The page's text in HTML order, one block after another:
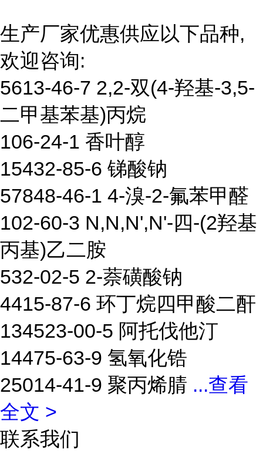
生产厂家优惠供应以下品种,
欢迎咨询:
5613-46-7 2,2-双(4-羟基-3,5-
二甲基苯基)丙烷
106-24-1 香叶醇
15432-85-6 锑酸钠
57848-46-1 4-溴-2-氟苯甲醛
102-60-3 N,N,N',N'-四-(2羟基
丙基)乙二胺
532-02-5 2-萘磺酸钠
4415-87-6 环丁烷四甲酸二酐
134523-00-5 阿托伐他汀
14475-63-9 氢氧化锆
25014-41-9 聚丙烯腈 ...查看
全文 >
联系我们